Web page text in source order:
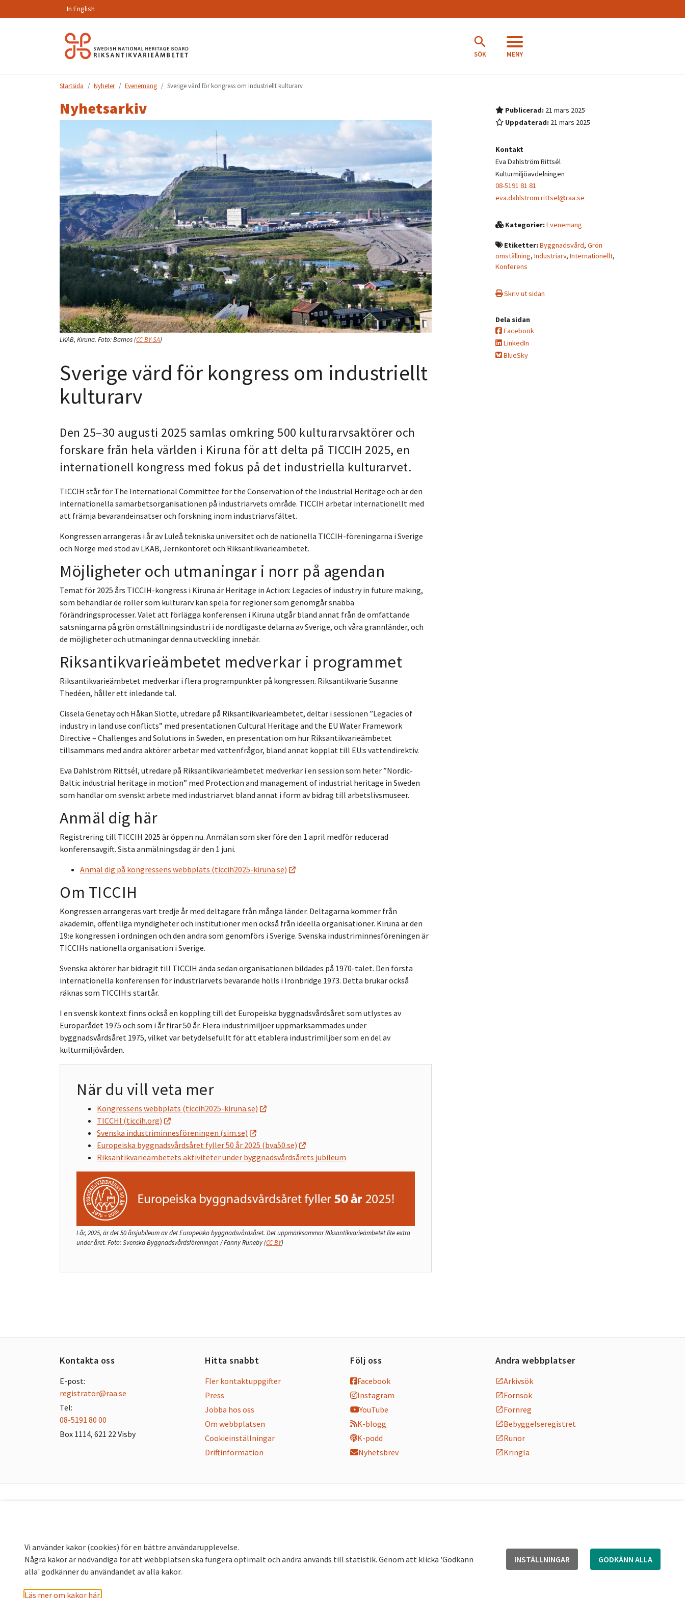
In English
SÖK MENY
Startsida Nyheter Evenemang Sverige värd för kongress om industriellt kulturarv
Nyhetsarkiv
LKAB, Kiruna. Foto:Barnos(CC BY-SA)
Sverige värd för kongress om industriellt
kulturarv
Den 25–30 augusti 2025 samlas omkring 500 kulturarvsaktörer och
forskare från hela världen i Kiruna för att delta på TICCIH 2025, en
internationell kongress med fokus på det industriella kulturarvet.
TICCIH står för The International Committee for the Conservation of the Industrial Heritage och är den
internationella samarbetsorganisationen på industriarvets område. TICCIH arbetar internationellt med
att främja bevarandeinsatser och forskning inom industriarvsfältet.
Kongressen arrangeras i år av Luleå tekniska universitet och de nationella TICCIH-föreningarna i Sverige
och Norge med stöd av LKAB, Jernkontoret och Riksantikvarieämbetet.
Möjligheter och utmaningar i norr på agendan
Temat för 2025 års TICCIH-kongress i Kiruna är Heritage in Action: Legacies of industry in future making,
som behandlar de roller som kulturarv kan spela för regioner som genomgår snabba
förändringsprocesser. Valet att förlägga konferensen i Kiruna utgår bland annat från de omfattande
satsningarna på grön omställningsindustri i de nordligaste delarna av Sverige, och våra grannländer, och
de möjligheter och utmaningar denna utveckling innebär.
Riksantikvarieämbetet medverkar i programmet
Riksantikvarieämbetet medverkar i flera programpunkter på kongressen. Riksantikvarie Susanne
Thedéen, håller ett inledande tal.
Cissela Genetay och Håkan Slotte, utredare på Riksantikvarieämbetet, deltar i sessionen ”Legacies of
industry in land use conflicts” med presentationen Cultural Heritage and the EU Water Framework
Directive – Challenges and Solutions in Sweden, en presentation om hur Riksantikvarieämbetet
tillsammans med andra aktörer arbetar med vattenfrågor, bland annat kopplat till EU:s vattendirektiv.
Eva Dahlström Rittsél, utredare på Riksantikvarieämbetet medverkar i en session som heter ”Nordic-
Baltic industrial heritage in motion” med Protection and management of industrial heritage in Sweden
som handlar om svenskt arbete med industriarvet bland annat i form av bidrag till arbetslivsmuseer.
Anmäl dig här
Registrering till TICCIH 2025 är öppen nu. Anmälan som sker före den 1 april medför reducerad
konferensavgift. Sista anmälningsdag är den 1 juni.
Anmäl dig på kongressens webbplats (ticcih2025-kiruna.se)
Om TICCIH
Kongressen arrangeras vart tredje år med deltagare från många länder. Deltagarna kommer från
akademin, offentliga myndigheter och institutioner men också från ideella organisationer. Kiruna är den
19:e kongressen i ordningen och den andra som genomförs i Sverige. Svenska industriminnesföreningen är
TICCIHs nationella organisation i Sverige.
Svenska aktörer har bidragit till TICCIH ända sedan organisationen bildades på 1970-talet. Den första
internationella konferensen för industriarvets bevarande hölls i Ironbridge 1973. Detta brukar också
räknas som TICCIH:s startår.
I en svensk kontext finns också en koppling till det Europeiska byggnadsvårdsåret som utlystes av
Europarådet 1975 och som i år firar 50 år. Flera industrimiljöer uppmärksammades under
byggnadsvårdsåret 1975, vilket var betydelsefullt för att etablera industrimiljöer som en del av
kulturmiljövården.
När du vill veta mer
Kongressens webbplats (ticcih2025-kiruna.se)
TICCHI (ticcih.org)
Svenska industriminnesföreningen (sim.se)
Europeiska byggnadsvårdsåret fyller 50 år 2025 (bva50.se)
Riksantikvarieämbetets aktiviteter under byggnadsvårdsårets jubileum
I år, 2025, är det 50 årsjubileum av det Europeiska byggnadsvårdsåret. Det uppmärksammar Riksantikvarieämbetet lite extra
under året. Foto:Svenska Byggnadsvårdsföreningen / Fanny Runeby(CC BY)
Publicerad: 21 mars 2025
Uppdaterad: 21 mars 2025
Kontakt
Eva Dahlström Rittsél
Kulturmiljöavdelningen
08-5191 81 81
eva.dahlstrom.rittsel@raa.se
Kategorier:Evenemang
Etiketter:Byggnadsvård, Grön
omställning, Industriarv, Internationellt,
Konferens
Skriv ut sidan
Dela sidan
Facebook
LinkedIn
BlueSky
Kontakta oss
E-post:
registrator@raa.se
Tel:
08-5191 80 00
Box 1114, 621 22 Visby
Hitta snabbt
Fler kontaktuppgifter
Press
Jobba hos oss
Om webbplatsen
Cookieinställningar
Driftinformation
Följ oss
Facebook
Instagram
YouTube
K-blogg
K-podd
Nyhetsbrev
Andra webbplatser
Arkivsök
Fornsök
Fornreg
Bebyggelseregistret
Runor
Kringla
Vi använder kakor (cookies) för en bättre användarupplevelse.
Några kakor är nödvändiga för att webbplatsen ska fungera optimalt och andra används till statistik. Genom att klicka 'Godkänn
alla' godkänner du användandet av alla kakor.
Läs mer om kakor här.
INSTÄLLNINGAR GODKÄNN ALLA